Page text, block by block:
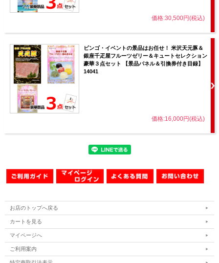
価格:30,500円(税込)
ビンゴ・イベントの景品はお任せ！ 米沢天元豚＆
銀座千疋屋フルーツゼリー＆キュートセレクション
豪華３点セット 【景品パネル＆引換券付き目録】
14041
価格:16,000円(税込)
お店のトップへ戻る
カートを見る
マイページへ
ご利用案内